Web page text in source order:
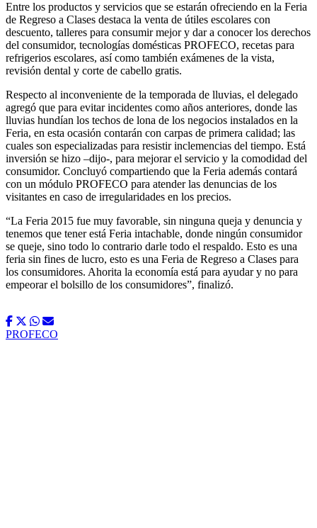
Entre los productos y servicios que se estarán ofreciendo en la Feria
de Regreso a Clases destaca la venta de útiles escolares con
descuento, talleres para consumir mejor y dar a conocer los derechos
del consumidor, tecnologías domésticas PROFECO, recetas para
refrigerios escolares, así como también exámenes de la vista,
revisión dental y corte de cabello gratis.
Respecto al inconveniente de la temporada de lluvias, el delegado
agregó que para evitar incidentes como años anteriores, donde las
lluvias hundían los techos de lona de los negocios instalados en la
Feria, en esta ocasión contarán con carpas de primera calidad; las
cuales son especializadas para resistir inclemencias del tiempo. Está
inversión se hizo –dijo-, para mejorar el servicio y la comodidad del
consumidor. Concluyó compartiendo que la Feria además contará
con un módulo PROFECO para atender las denuncias de los
visitantes en caso de irregularidades en los precios.
“La Feria 2015 fue muy favorable, sin ninguna queja y denuncia y
tenemos que tener está Feria intachable, donde ningún consumidor
se queje, sino todo lo contrario darle todo el respaldo. Esto es una
feria sin fines de lucro, esto es una Feria de Regreso a Clases para
los consumidores. Ahorita la economía está para ayudar y no para
empeorar el bolsillo de los consumidores”, finalizó.
PROFECO